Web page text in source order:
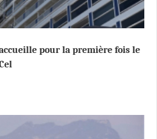
pour la première fois le